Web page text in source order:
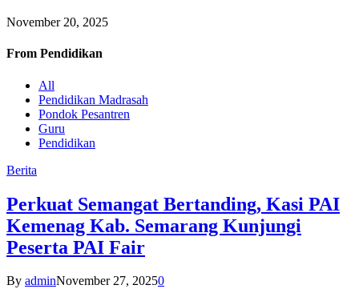
November 20, 2025
From Pendidikan
All
Pendidikan Madrasah
Pondok Pesantren
Guru
Pendidikan
Berita
Perkuat Semangat Bertanding, Kasi PAI
Kemenag Kab. Semarang Kunjungi
Peserta PAI Fair
By adminNovember 27, 20250